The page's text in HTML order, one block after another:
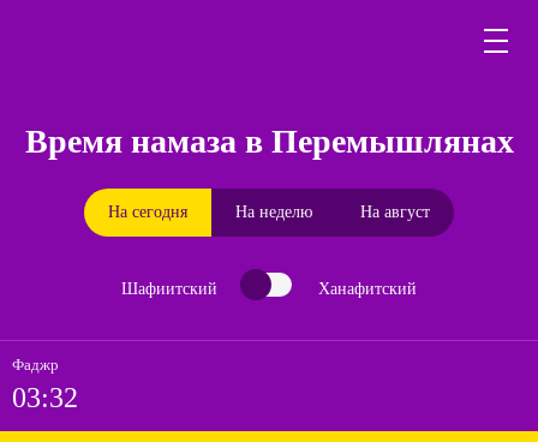
Время намаза в Перемышлянах
На сегодня На неделю На август
Шафиитский Ханафитский
Фаджр
03:32